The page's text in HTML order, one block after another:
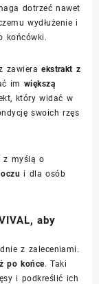
dotrzeć nawet
wydłużenie i
końcówki.
zawieraekstrakt z
im większą
który widać w
swoich rzęs
z myślą o
i dla osób
aby
z zaleceniami.
po końce. Taki
i podkreślić ich